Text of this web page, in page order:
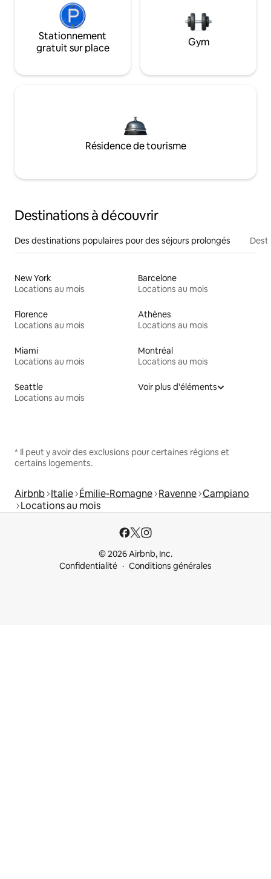
Stationnement
gratuit sur place
Gym
Résidence de tourisme
Destinations à découvrir
Des destinations populaires pour des séjours prolongés
New York
Locations au mois
Barcelone
Locations au mois
Florence
Locations au mois
Athènes
Locations au mois
Miami
Locations au mois
Montréal
Locations au mois
Seattle
Locations au mois
Voir plus d'éléments
* Il peut y avoir des exclusions pour certaines régions et
certains logements.
Airbnb Italie Émilie-Romagne Ravenne Campiano
Locations au mois
© 2026 Airbnb, Inc.
Confidentialité
Conditions générales